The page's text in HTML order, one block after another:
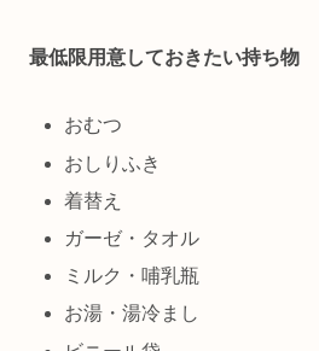
最低限用意しておきたい持ち物
おむつ
おしりふき
着替え
ガーゼ・タオル
ミルク・哺乳瓶
お湯・湯冷まし